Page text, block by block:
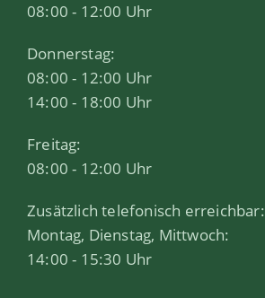
08:00 - 12:00 Uhr
Donnerstag:
08:00 - 12:00 Uhr
14:00 - 18:00 Uhr
Freitag:
08:00 - 12:00 Uhr
Zusätzlich telefonisch erreichbar:
Montag, Dienstag, Mittwoch:
14:00 - 15:30 Uhr